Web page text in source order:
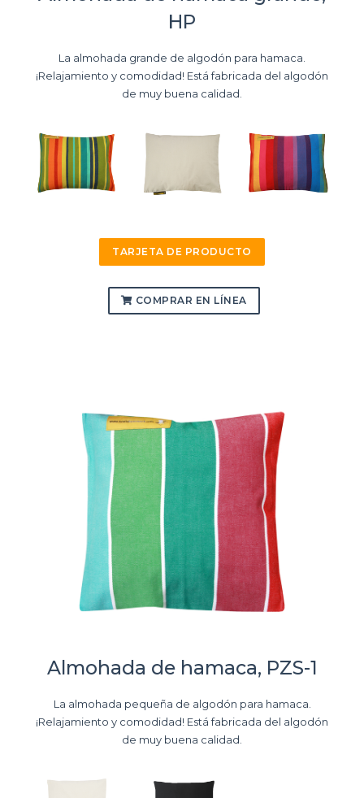
HP
La almohada grande de algodón para hamaca.
¡Relajamiento y comodidad! Está fabricada del algodón
de muy buena calidad.
TARJETA DE PRODUCTO
COMPRAR EN LÍNEA
Almohada de hamaca, PZS-1
La almohada pequeña de algodón para hamaca.
¡Relajamiento y comodidad! Está fabricada del algodón
de muy buena calidad.